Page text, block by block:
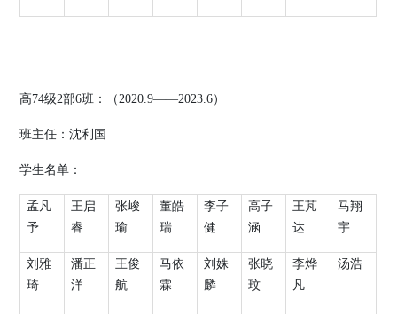
高74级2部6班：（2020.9——2023.6）
班主任：沈利国
学生名单：
孟凡
予
王启
睿
张峻
瑜
董皓
瑞
李子
健
高子
涵
王芃
达
马翔
宇
刘雅
琦
潘正
洋
王俊
航
马依
霖
刘姝
麟
张晓
玟
李烨
凡
汤浩